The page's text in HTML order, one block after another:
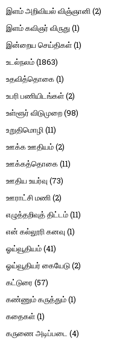
இளம் அறிவியல் விஞ்ஞானி(2)
இளம் கவிஞர் விருது(1)
இன்றைய செய்திகள்(1)
உடல்நலம்(1863)
உதவித்தொகை(1)
உபரி பணியிடங்கள்(2)
உள்ளூர் விடுமுறை(98)
உறுதிமொழி(11)
ஊக்க ஊதியம்(2)
ஊக்கத்தொகை(11)
ஊதிய உயர்வு (73)
ஊராட்சி மணி(2)
எழுத்தறிவுத் திட்டம்(11)
என் கல்லூரி கனவு (1)
ஓய்வூதியம்(41)
ஓய்வூதியர் கையேடு(2)
கட்டுரை (57)
கண்ணும் கருத்தும்(1)
கதைகள்(1)
கருணை அடிப்படை (4)